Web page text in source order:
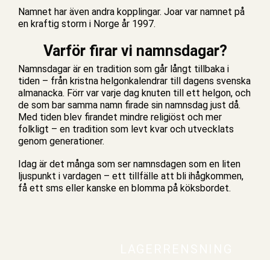
Namnet har även andra kopplingar. Joar var namnet på
en kraftig storm i Norge år 1997.
Varför firar vi namnsdagar?
Namnsdagar är en tradition som går långt tillbaka i
tiden – från kristna helgonkalendrar till dagens svenska
almanacka. Förr var varje dag knuten till ett helgon, och
de som bar samma namn firade sin namnsdag just då.
Med tiden blev firandet mindre religiöst och mer
folkligt – en tradition som levt kvar och utvecklats
genom generationer.
Idag är det många som ser namnsdagen som en liten
ljuspunkt i vardagen – ett tillfälle att bli ihågkommen,
få ett sms eller kanske en blomma på köksbordet.